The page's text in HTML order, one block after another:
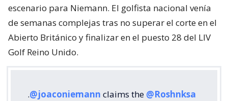
escenario para Niemann. El golfista nacional venía
de semanas complejas tras no superar el corte en el
Abierto Británico y finalizar en el puesto 28 del LIV
Golf Reino Unido.
.@joaconiemann claims the @Roshnksa